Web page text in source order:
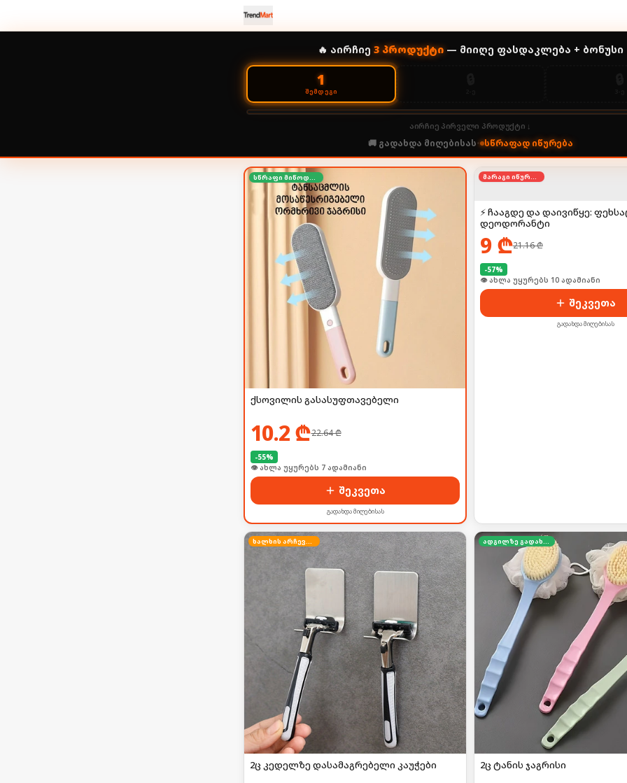
🔥 აირჩიე 3პროდუქტი— მიიღე ფასდაკლება + ბონუსი
1
ᲨᲔᲛᲓᲔᲒᲘ
აირჩიე პირველი პროდუქტი ↓
🚚 გადახდა მიღებისას• სწრაფად იწურება
სწრაფი მიწოდება
ქსოვილის გასასუფთავებელი
10.2₾22.64₾
-55%
👁 ახლა უყურებს 7 ადამიანი
შეკვეთა
გადახდა მიღებისას
მარაგი იწურება
⚡ ჩააგდე და დაივიწყე:
დეოდორანტი
9₾21.16₾
-57%
👁 ახლა უყურებს 10 ადამიანი
შეკვეთა
გადახდა მიღებისას
ხალხის არჩევანი
2ც კედელზე დასამაგრებელი კაუჭები
ადგილზე გადახდა
2ც ტანის ჯაგრისი